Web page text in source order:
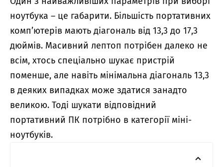
ноутбука – це габарити. Більшість портативних
комп’ютерів мають діагональ від 13,3 до 17,3
дюймів. Масивний лептоп потрібен далеко не
всім, хтось спеціально шукає пристрій
поменше, але навіть мінімальна діагональ 13,3
в деяких випадках може здатися занадто
великою. Тоді шукати відповідний
портативний ПК потрібно в категорії міні-
ноутбуків.